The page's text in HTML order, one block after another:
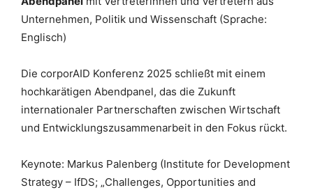
Unternehmen, Politik und Wissenschaft (Sprache:
Englisch)
Die corporAID Konferenz 2025 schließt mit einem
hochkarätigen Abendpanel, das die Zukunft
internationaler Partnerschaften zwischen Wirtschaft
und Entwicklungszusammenarbeit in den Fokus rückt.
Keynote: Markus Palenberg (Institute for Development
Strategy – IfDS; „Challenges, Opportunities and